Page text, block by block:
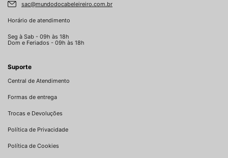
sac@mundodocabeleireiro.com.br
Horário de atendimento
Seg à Sab - 09h às 18h
Dom e Feriados - 09h às 18h
Suporte
Central de Atendimento
Formas de entrega
Trocas e Devoluções
Política de Privacidade
Política de Cookies